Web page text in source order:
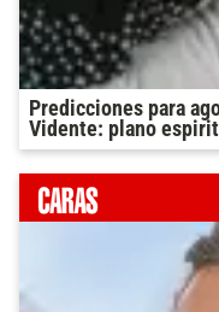
Predicciones para
Vidente: plano